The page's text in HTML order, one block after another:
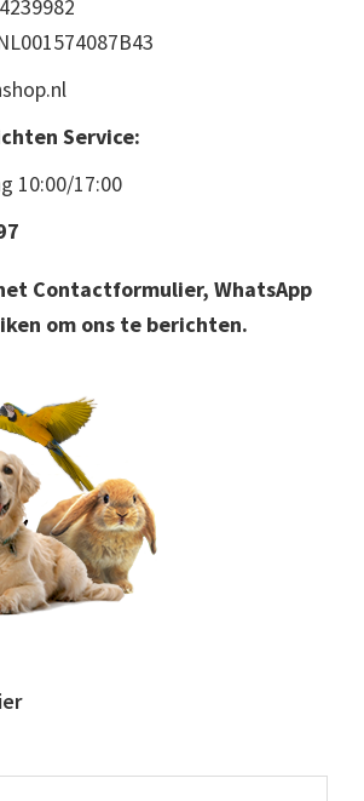
Service:
10:00/17:00
Contactformulier, WhatsApp
om ons te berichten.